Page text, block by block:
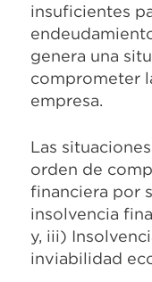
insuficientes
genera una
comprometer
empresa.
Las
orden de
financiera por
insolvencia
y, iii)
inviabilidad